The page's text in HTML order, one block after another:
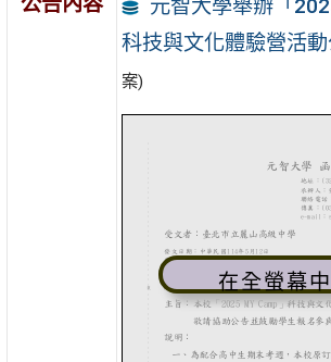
元智大學舉辦「
科技與文化體驗營活
案)
在全螢幕